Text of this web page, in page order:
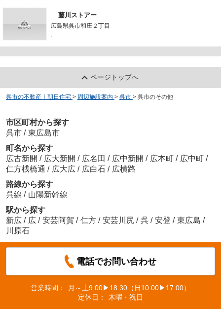
藤川ストアー
広島県呉市和庄２丁目
-
ページトップへ
呉市の不動産｜朝日住宅 > 周辺施設案内 > 呉市 > 呉市のその他
市区町村から探す
呉市 / 東広島市
町名から探す
広古新開 / 広大新開 / 広名田 / 広中新開 / 広本町 / 広中町 /
仁方桟橋通 / 広大広 / 広白石 / 広横路
路線から探す
呉線 / 山陽新幹線
駅から探す
新広 / 広 / 安芸阿賀 / 仁方 / 安芸川尻 / 呉 / 安登 / 東広島 /
川原石
電話でお問い合わせ
営業時間：
月～土9:00▶18:30（日10:00▶17:00）
定休日：
木曜・祝日